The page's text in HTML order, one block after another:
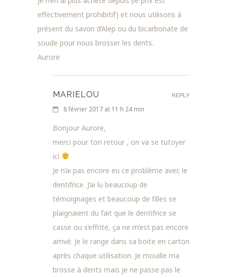
effectivement prohibitif) et nous utilisons à
présent du savon d’Alep ou du bicarbonate de
soude pour nous brosser les dents.
Aurore
MARIELOU
8 février 2017 at 11 h 24 min
Bonjour Aurore,
merci pour ton retour , on va se tutoyer
ici
Je n’ai pas encore eu ce problème avec le
dentifrice. J’ai lu beaucoup de
témoignages et beaucoup de filles se
plaignaient du fait que le dentifrice se
casse ou s’effrite, ça ne m’est pas encore
arrivé. Je le range dans sa boite en carton
après chaque utilisation. Je mouille ma
brosse à dents mais je ne passe pas le
REPLY